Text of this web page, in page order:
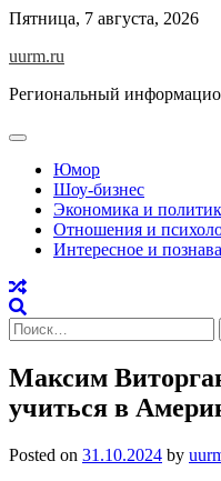
Skip
content
Пятница, 7 августа, 2026
uurm.ru
Региональный
Юмор
Шоу-бизнес
Экономика и
Отношения и
Интересное и
Найти:
Максим
учиться в
Posted on 31.10.2024 by